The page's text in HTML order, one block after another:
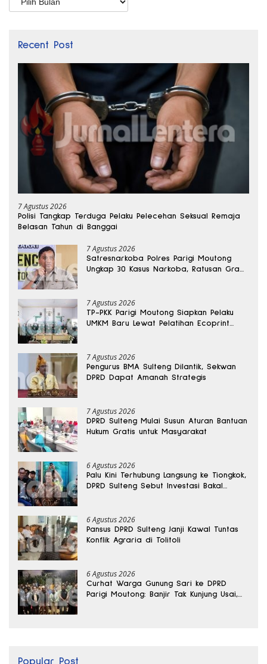
Recent Post
7 Agustus 2026
Polisi Tangkap Terduga Pelaku Pelecehan Seksual Remaja
Belasan Tahun di Banggai
7 Agustus 2026
Satresnarkoba Polres Parigi Moutong
Ungkap 30 Kasus Narkoba, Ratusan Gram
7 Agustus 2026
TP-PKK Parigi Moutong Siapkan Pelaku
UMKM Baru Lewat Pelatihan Ecoprint
7 Agustus 2026
Pengurus BMA Sulteng Dilantik, Sekwan
DPRD Dapat Amanah Strategis
7 Agustus 2026
DPRD Sulteng Mulai Susun Aturan Bantuan
Hukum Gratis untuk Masyarakat
6 Agustus 2026
Palu Kini Terhubung Langsung ke Tiongkok,
DPRD Sulteng Sebut Investasi Bakal
6 Agustus 2026
Pansus DPRD Sulteng Janji Kawal Tuntas
Konflik Agraria di Tolitoli
6 Agustus 2026
Curhat Warga Gunung Sari ke DPRD
Parigi Moutong: Banjir Tak Kunjung Usai,
Popular Post